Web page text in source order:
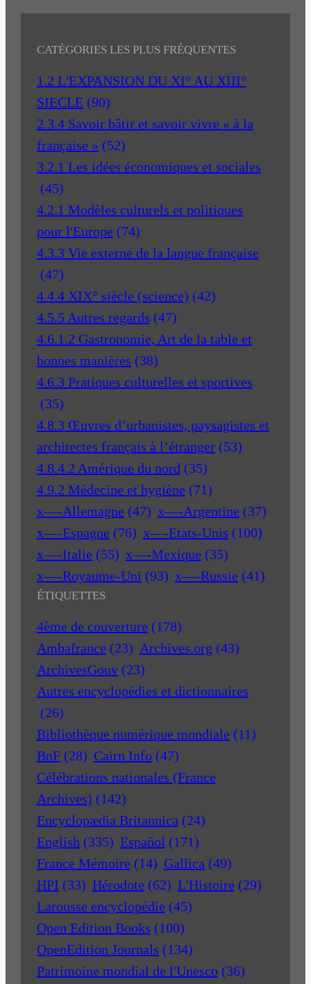
CATÉGORIES LES PLUS FRÉQUENTES
1.2 L'EXPANSION DU XI° AU XIII°
SIECLE (90)
2.3.4 Savoir bâtir et savoir vivre « à la
française » (52)
3.2.1 Les idées économiques et sociales
(45)
4.2.1 Modèles culturels et politiques
pour l'Europe (74)
4.3.3 Vie externe de la langue française
(47)
4.4.4 XIX° siècle (science) (42)
4.5.5 Autres regards (47)
4.6.1.2 Gastronomie, Art de la table et
bonnes manières (38)
4.6.3 Pratiques culturelles et sportives
(35)
4.8.3 Œuvres d’urbanistes, paysagistes et
architectes français à l’étranger (53)
4.8.4.2 Amérique du nord (35)
4.9.2 Médecine et hygiène (71)
x—-Allemagne (47) x—-Argentine (37)
x—-Espagne (76) x—-Etats-Unis (100)
x—-Italie (55) x—-Mexique (35)
x—-Royaume-Uni (93) x—-Russie (41)
ÉTIQUETTES
4ème de couverture (178)
Ambafrance (23) Archives.org (43)
ArchivesGouv (23)
Autres encyclopédies et dictionnaires
(26)
Bibliothèque numérique mondiale (11)
BnF (28) Cairn Info (47)
Célébrations nationales (France
Archives) (142)
Encyclopædia Britannica (24)
English (335) Español (171)
France Mémoire (14) Gallica (49)
HPI (33) Hérodote (62) L'Histoire (29)
Larousse encyclopédie (45)
Open Edition Books (100)
OpenEdition Journals (134)
Patrimoine mondial de l'Unesco (36)